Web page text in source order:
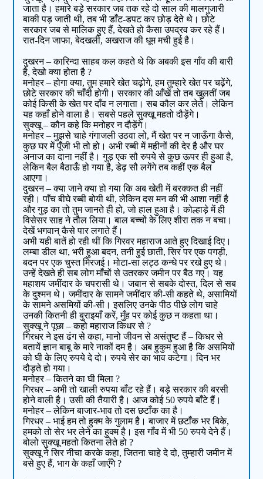
जाता है। हमारे बड़े सरकार जब तक रहे दो साल की मालगुजारी
बाकी पड़ जाती थी, तब भी डाँट-डपट कर छोड़ देते थे। छोटे
सरकार जब से मालिक हुए हैं, देखते हो कैसा उपद्रव कर रहे हैं।
रात-दिन जाफा, बेदखली, अखराज की धूम मची हुई है।
दुखरन – कारिन्दा साहब कल कहते थे कि अबकी इस गाँव की बारी
है, देखो क्या होता है ?
मनोहर – होगा क्या, तुम हमारे खेत चढ़ोगे, हम तुम्हारे खेत पर चढ़ेंगे,
छोटे सरकार की चाँदी होगी। सरकार की आँखें तो तब खुलतीं जब
कोई किसी के खेत पर दाँव न लगाता। सब कौल कर लेते। लेकिन
यह कहाँ होने वाला है। सबसे पहले सुक्खू महतो दौड़ेंगे।
सुक्खू – कौन कहे कि मनोहर न दौड़ेंगे।
मनोहर – मुझसे चाहे गंगाजली उठवा लो, मैं खेत पर न जाऊँगा कैसे,
कुछ घर में पूँजी भी तो हो। अभी रब्बी में महीनों की देर है और घर
अनाज का दाना नहीं है। गुड़ एक सौ रुपये से कुछ ऊपर ही हुआ है,
लेकिन बैल बैठाऊँ हो गया है, डेढ़ सौ लगेंगे तब कहीं एक बैल
आएगा।
दुखरन – क्या जाने क्या हो गया कि अब खेती में बरक्कत ही नहीं
रही। पाँच बीघे रब्बी बोयी थी, लेकिन दस मन की भी आशा नहीं है
और गुड़ का तो तुम जानते ही हो, जो हाल हुआ है। कोल्हाड़े में ही
विसेसर साह ने तौल लिया। बाल बच्चों के लिए शीरा तक न बचा।
देखें भगवान् कैसे पार लगाते हैं।
अभी यही बातें हो रही थीं कि गिरवर महाराज आते हुए दिखाई दिए।
लम्बा डील था, भरी हुआ बदन, तनी हुई छाती, सिर पर एक पगड़ी,
बदन पर एक चुस्त मिरजई। मोटा-सा लट्ठ कन्धे पर रखे हुए थे।
उन्हें देखते ही सब लोग माँचों से उतरकर जमीन पर बैठ गए। यह
महाशय जमींदार के चपरासी थे। जबान से सबके दोस्त, दिल से सब
के दुश्मन थे। जमींदार के सामने जमींदार की-सी कहते थे, असामियों
के सामने असमियों की-सी। इसलिए उनके पीठ पीछे लोग चाहे
उनकी कितनी ही बुराइयाँ करें, मुँह पर कोई कुछ न कहता था।
सुक्खू ने पूछा – कहो महाराज किधर से ?
गिरधर ने इस ढंग से कहा, मानो जीवन से असंतुष्ट हैं – किधर से
बतायें ज्ञान बाबू के मारे नाकों दम है। अब हुकुम हुआ है कि असमियों
को घी के लिए रुपये दे दो। रुपये सेर का भाव कटेगा। दिन भर
दौड़ते हो गया।
मनोहर – कितने का घी मिला ?
गिरधर – अभी तो खाली रुपया बाँट रहे हैं। बड़े सरकार की बरसी
होने वाली है। उसी की तैयारी है। आज कोई 50 रुपये बाँटे हैं।
मनोहर – लेकिन बाजार-भाव तो दस छटाँक का है।
गिरधर – भाई हम तो हुक्म के गुलाम है। बाजार में छटाँक भर बिके,
हमको तो सेर भर लेने का हुक्म है। इस गाँव में भी 50 रुपये देने हैं।
बोलो सुक्खू महतो कितना लेते हो ?
सुक्खू ने सिर नीचा करके कहा, जितना चाहे दे दो, तुम्हारी जमीन में
बसे हुए हैं, भाग के कहाँ जाएँगे ?